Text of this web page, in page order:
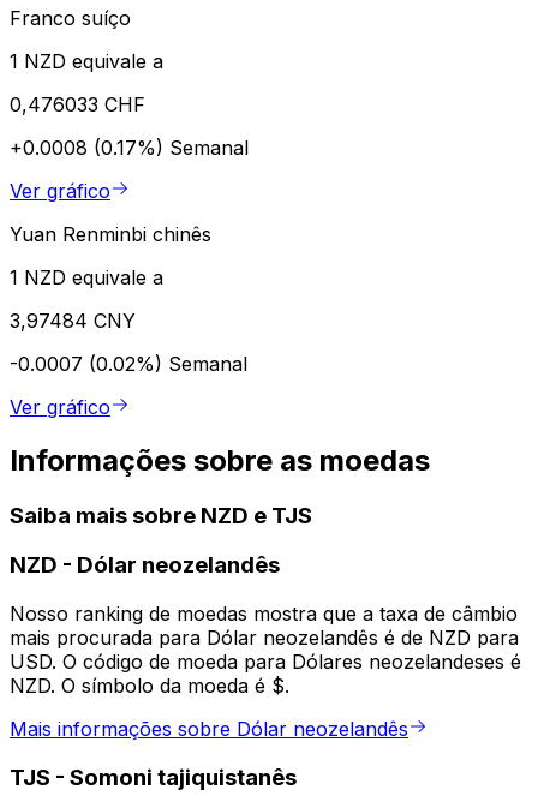
Franco suíço
1 NZD equivale a
0,476033 CHF
+0.0008 (0.17%) Semanal
Ver gráfico
Yuan Renminbi chinês
1 NZD equivale a
3,97484 CNY
-0.0007 (0.02%) Semanal
Ver gráfico
Informações sobre as moedas
Saiba mais sobre NZD e TJS
NZD - Dólar neozelandês
Nosso ranking de moedas mostra que a taxa de câmbio
mais procurada para Dólar neozelandês é de NZD para
USD. O código de moeda para Dólares neozelandeses é
NZD. O símbolo da moeda é $.
Mais informações sobre Dólar neozelandês
TJS - Somoni tajiquistanês